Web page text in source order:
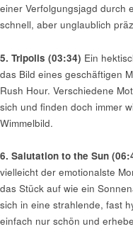
einer Verfolgungsjagd durch
schnell, aber unglaublich
5. Tripolis (03:34) Ein
das Bild eines geschäftigen
Rush Hour. Verschiedene
sich und finden doch immer
Wimmelbild.
6. Salutation to the Sun
vielleicht der emotionalste
das Stück auf wie ein
sich in eine strahlende, fast
einfach nur schön und